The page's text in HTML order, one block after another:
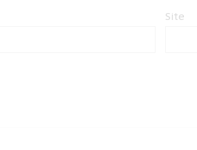
Site